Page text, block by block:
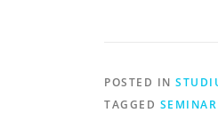
POSTED IN
TAGGED SEMINAR